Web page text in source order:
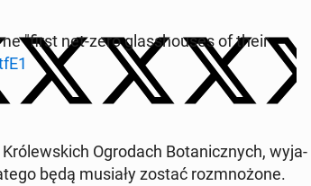
"first net-zero glas­sho­uses of their
Ogro­dach Bo­ta­nicz­nych, wy­ja­
będą musiały zostać roz­mno­żo­ne.